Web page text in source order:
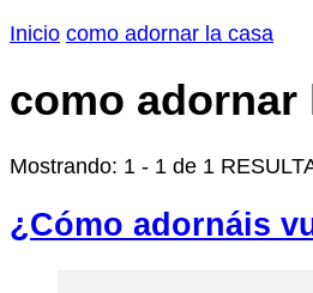
Inicio como adornar la casa
como adornar
Mostrando: 1 - 1 de 1
¿Cómo adornáis